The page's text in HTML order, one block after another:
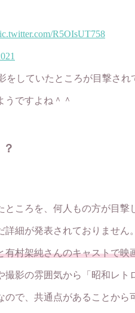
R5OIsUT758
していたところが目撃され
ですよね＾＾
ころを、何人もの方が目撃
細が発表されておりません。
有村架純さんのキャストで
影の雰囲気から「昭和レト
で、共通点があることから